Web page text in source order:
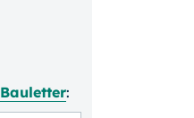
Bauletter: